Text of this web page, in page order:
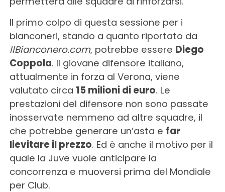
Il primo colpo di questa sessione per i
bianconeri, stando a quanto riportato da
IlBianconero.com, potrebbe essere Diego
Coppola. Il giovane difensore italiano,
attualmente in forza al Verona, viene
valutato circa 15 milioni di euro. Le
prestazioni del difensore non sono passate
inosservate nemmeno ad altre squadre, il
che potrebbe generare un’asta e far
lievitare il prezzo. Ed è anche il motivo per il
quale la Juve vuole anticipare la
concorrenza e muoversi prima del Mondiale
per Club.